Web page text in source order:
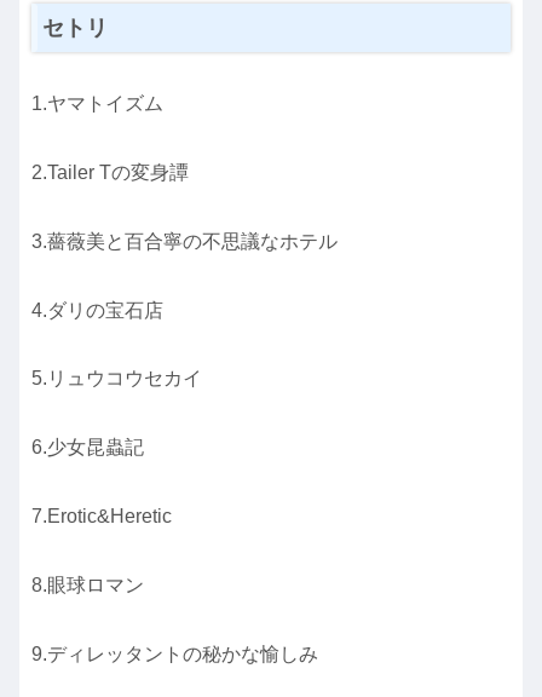
セトリ
1.ヤマトイズム
2.Tailer Tの変身譚
3.薔薇美と百合寧の不思議なホテル
4.ダリの宝石店
5.リュウコウセカイ
6.少女昆蟲記
7.Erotic&Heretic
8.眼球ロマン
9.ディレッタントの秘かな愉しみ